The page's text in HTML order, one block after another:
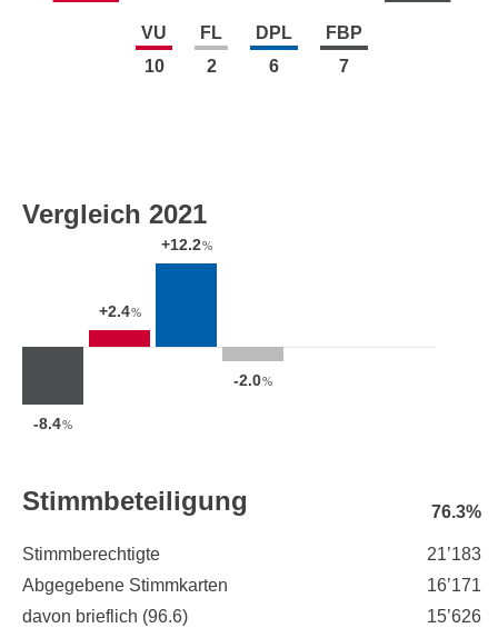
VU
10
FL
2
DPL
6
FBP
7
Vergleich 2021
-8.4%
+2.4%
+12.2%
-2.0%
Stimmbeteiligung 76.3%
Stimmberechtigte
21’183
Abgegebene Stimmkarten
16’171
davon brieflich (96.6) 15’626